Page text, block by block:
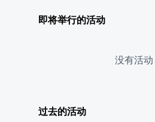
即将举行的活动
没有活动
过去的活动